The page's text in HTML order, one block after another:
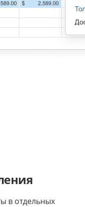
в отдельных